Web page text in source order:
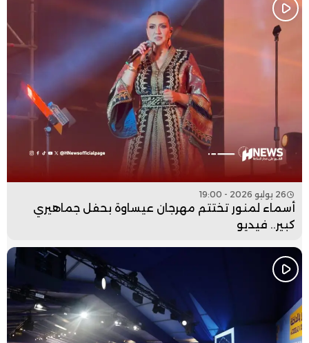
26 يوليو 2026 - 19:00
أسماء لمنور تختتم مهرجان عيساوة بحفل جماهيري
كبير.. فيديو